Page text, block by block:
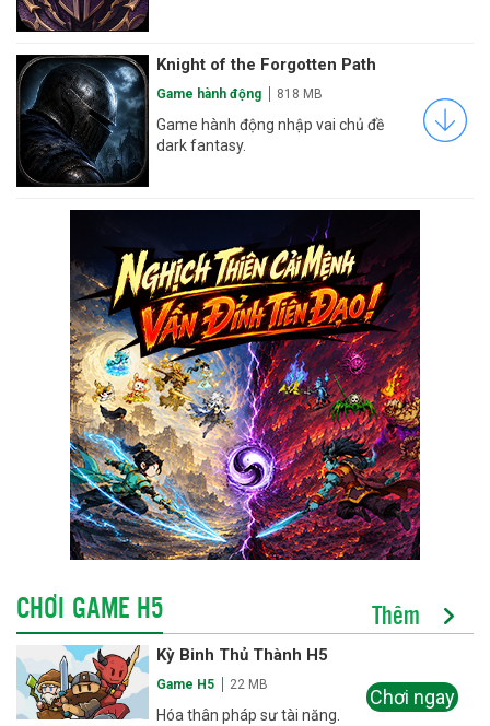
Knight of the Forgotten Path
Game hành động 818 MB
Game hành động nhập vai chủ đề
dark fantasy.
CHƠI GAME H5 Thêm
Kỳ Binh Thủ Thành H5
Game H5 22 MB
Hóa thân pháp sư tài năng.
Chơi ngay